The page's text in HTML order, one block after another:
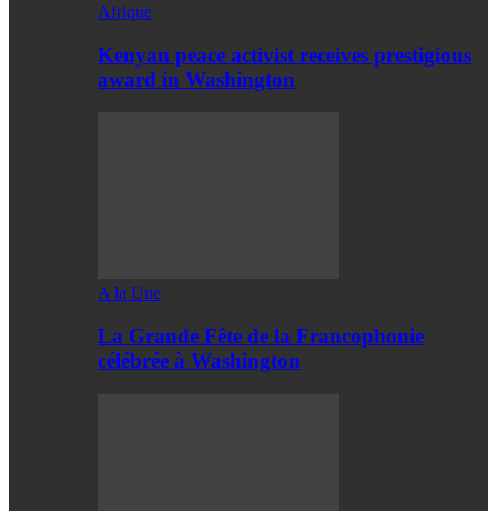
Afrique
Kenyan peace activist receives prestigious
award in Washington
A la Une
La Grande Fête de la Francophonie
célébrée à Washington